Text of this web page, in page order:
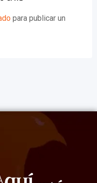
para publicar un